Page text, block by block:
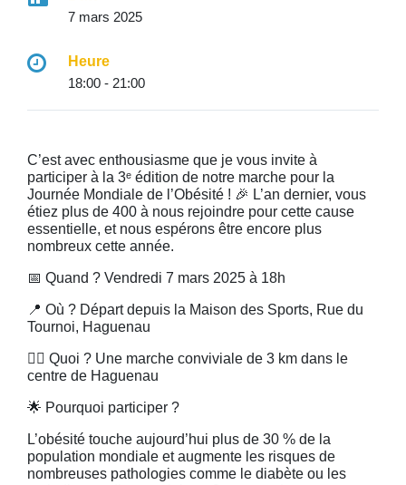
7 mars 2025
Heure
18:00 - 21:00
C’est avec enthousiasme que je vous invite à
participer à la 3ᵉ édition de notre marche pour la
Journée Mondiale de l’Obésité ! 🎉 L’an dernier, vous
étiez plus de 400 à nous rejoindre pour cette cause
essentielle, et nous espérons être encore plus
nombreux cette année.
📅 Quand ? Vendredi 7 mars 2025 à 18h
📍 Où ? Départ depuis la Maison des Sports, Rue du
Tournoi, Haguenau
🚶‍♀️ Quoi ? Une marche conviviale de 3 km dans le
centre de Haguenau
🌟 Pourquoi participer ?
L’obésité touche aujourd’hui plus de 30 % de la
population mondiale et augmente les risques de
nombreuses pathologies comme le diabète ou les